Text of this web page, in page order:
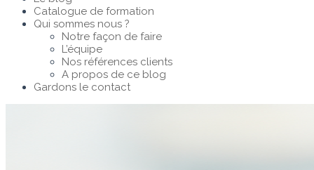
Catalogue de formation
Qui sommes nous ?
Notre façon de faire
L’équipe
Nos références clients
A propos de ce blog
Gardons le contact